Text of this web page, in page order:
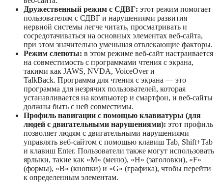
Дружественный режим с СДВГ: этот режим помогает
пользователям с СДВГ и нарушениями развития
нервной системы легче читать, просматривать и
сосредотачиваться на основных элементах веб-сайта,
при этом значительно уменьшая отвлекающие факторы.
Режим слепоты: в этом режиме веб-сайт настраивается
на совместимость с программами чтения с экрана,
такими как JAWS, NVDA, VoiceOver и
TalkBack. Программа для чтения с экрана — это
программа для незрячих пользователей, которая
устанавливается на компьютер и смартфон, и веб-сайты
должны быть с ней совместимы.
Профиль навигации с помощью клавиатуры (для
людей с двигательными нарушениями): этот профиль
позволяет людям с двигательными нарушениями
управлять веб-сайтом с помощью клавиш Tab, Shift+Tab
и клавиш Enter. Пользователи также могут использовать
ярлыки, такие как «M» (меню), «H» (заголовки), «F»
(формы), «B» (кнопки) и «G» (графика), чтобы перейти
к определенным элементам.